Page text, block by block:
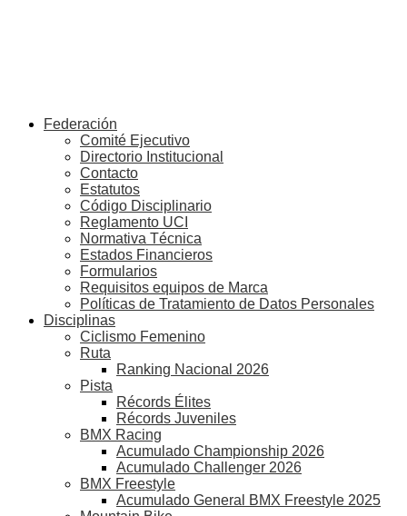
Federación
Comité Ejecutivo
Directorio Institucional
Contacto
Estatutos
Código Disciplinario
Reglamento UCI
Normativa Técnica
Estados Financieros
Formularios
Requisitos equipos de Marca
Políticas de Tratamiento de Datos Personales
Disciplinas
Ciclismo Femenino
Ruta
Ranking Nacional 2026
Pista
Récords Élites
Récords Juveniles
BMX Racing
Acumulado Championship 2026
Acumulado Challenger 2026
BMX Freestyle
Acumulado General BMX Freestyle 2025